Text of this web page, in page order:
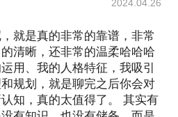
化，销售......
么定价？
人知道你？
？
型？
2024.04.26
就是真的非常的靠谱，非常
清晰，还非常的温柔哈哈哈
用、我的人格特征，我吸引
规划，就是聊完之后你会对
知，真的太值得了。 其实有